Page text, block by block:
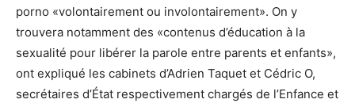
porno «volontairement ou involontairement». On y
trouvera notamment des «contenus d’éducation à la
sexualité pour libérer la parole entre parents et enfants»,
ont expliqué les cabinets d’Adrien Taquet et Cédric O,
secrétaires d’État respectivement chargés de l’Enfance et